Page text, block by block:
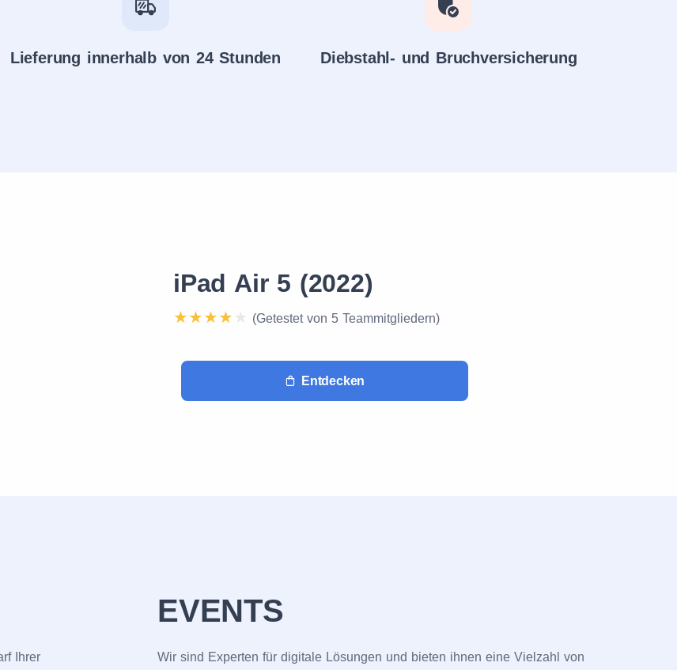
Lieferung innerhalb von 24 Stunden Diebstahl- und Bruchversicherung
iPad Air 5 (2022)
(Getestet von 5 Teammitgliedern)
Entdecken
Ihrer
EVENTS
Wir sind Experten für digitale Lösungen und bieten ihnen eine Vielzahl von